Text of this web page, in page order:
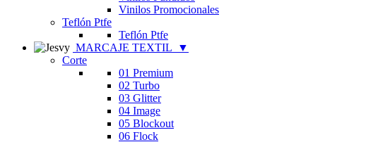
Vinilos Promocionales
Teflón Ptfe
Teflón Ptfe
MARCAJE TEXTIL
▼
Corte
01 Premium
02 Turbo
03 Glitter
04 Image
05 Blockout
06 Flock